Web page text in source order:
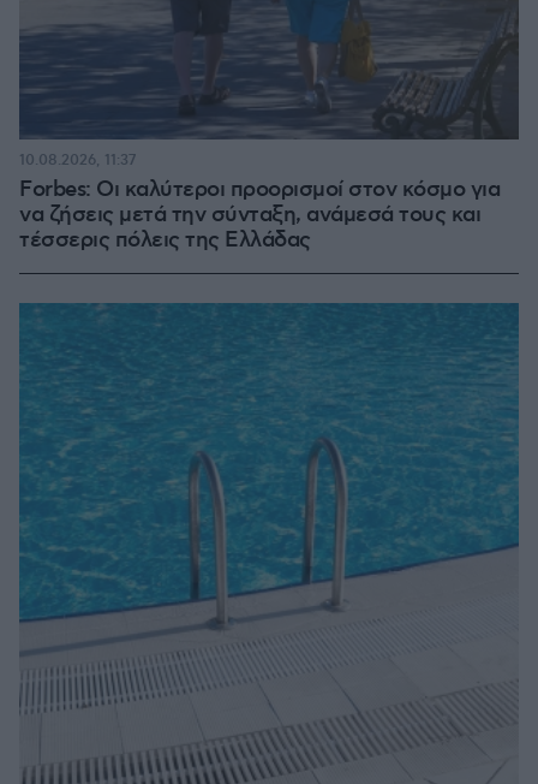
Forbes: Οι καλύτεροι προορισμοί στον κόσμο για
να ζήσεις μετά την σύνταξη, ανάμεσά τους και
τέσσερις πόλεις της Ελλάδας
10.08.2026, 11:37